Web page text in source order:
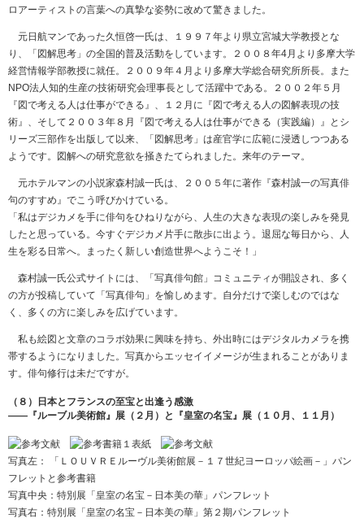
ロアーティストの言葉への真摯な姿勢に改めて驚きました。
元日航マンであった久恒啓一氏は、１９９７年より県立宮城大学教授とな
り、「図解思考」の全国的普及活動をしています。２００８年4月より多摩大学
経営情報学部教授に就任。２００９年４月より多摩大学総合研究所所長。また
NPO法人知的生産の技術研究会理事長として活躍中である。２００２年５月
『図で考える人は仕事ができる』、１２月に『図で考える人の図解表現の技
術』、そして２００３年８月『図で考える人は仕事ができる（実践編）』とシ
リーズ三部作を出版して以来、「図解思考」は産官学に広範に浸透しつつある
ようです。図解への研究意欲を掻きたてられました。来年のテーマ。
元ホテルマンの小説家森村誠一氏は、２００５年に著作『森村誠一の写真俳
句のすすめ』でこう呼びかけている。
「私はデジカメを手に俳句をひねりながら、人生の大きな表現の楽しみを発見
したと思っている。今すぐデジカメ片手に散歩に出よう。退屈な毎日から、人
生を彩る日常へ。まったく新しい創造世界へようこそ！」
森村誠一氏公式サイトには、「写真俳句館」コミュニティが開設され、多く
の方が投稿していて「写真俳句」を愉しめます。自分だけで楽しむのではな
く、多くの方に楽しみを広げています。
私も絵図と文章のコラボ効果に興味を持ち、外出時にはデジタルカメラを携
帯するようになりました。写真からエッセイイメージが生まれることがありま
す。俳句修行は未だですが。
（８）日本とフランスの至宝と出逢う感激
――『ルーブル美術館』展（２月）と『皇室の名宝』展（１０月、１１月）
写真左： 「ＬＯＵＶＲＥルーヴル美術館展－１７世紀ヨーロッパ絵画－」パン
フレットと参考書籍
写真中央：特別展「皇室の名宝－日本美の華」パンフレット
写真右：特別展「皇室の名宝－日本美の華」第２期パンフレット